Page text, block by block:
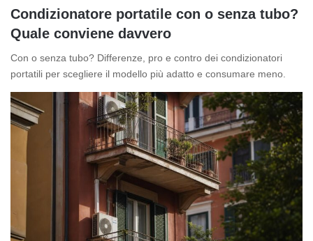
Condizionatore portatile con o senza tubo?
Quale conviene davvero
Con o senza tubo? Differenze, pro e contro dei condizionatori
portatili per scegliere il modello più adatto e consumare meno.